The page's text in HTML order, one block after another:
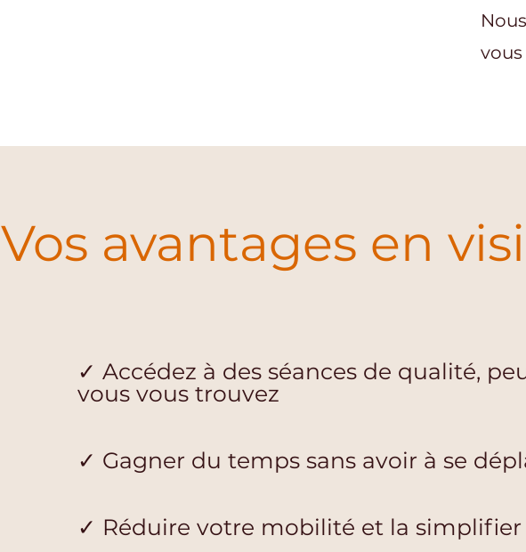
Vos avantages en
✓ Accédez à des séances de qualité,
vous vous trouvez
✓ Gagner du temps sans avoir à se
✓ Réduire votre mobilité et la simplifier